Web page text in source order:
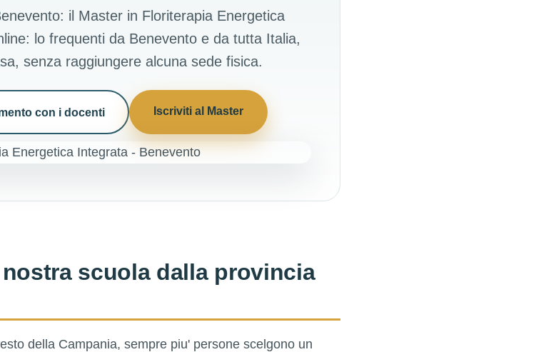
il Master in Floriterapia Energetica
lo frequenti da Benevento e da tutta Italia,
senza raggiungere alcuna sede fisica.
con i docenti Iscriviti al Master
scuola dalla provincia
della Campania, sempre piu' persone scelgono un